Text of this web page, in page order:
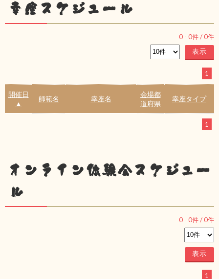
幸座スケジュール
0 - 0件 /0件
1
開催日
▲
師範名 幸座名
会場都
道府県
幸座タイプ
1
オンライン体験会スケジュー
ル
0 - 0件 /0件
1